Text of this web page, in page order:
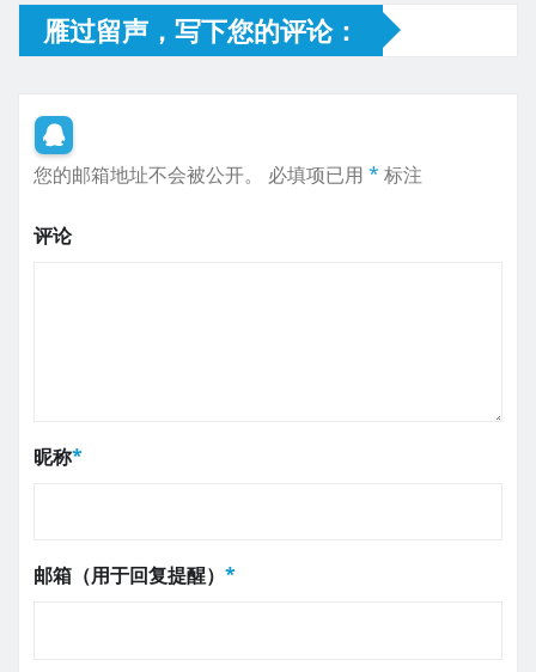
雁过留声，写下您的评论：
您的邮箱地址不会被公开。 必填项已用 * 标注
评论
昵称*
邮箱（用于回复提醒） *